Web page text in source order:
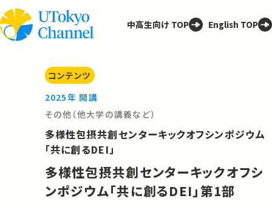
中高生向け TOP English TOP
コンテンツ
2025年 開講
その他（他大学の講義など）
多様性包摂共創センターキックオフシンポジウム
「共に創るDEI」
多様性包摂共創センターキックオフシ
ンポジウム「共に創るDEI」第1部